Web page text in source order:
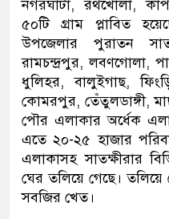
নগরঘাটা, রথখোলা,
৫০টি গ্রাম প্লাবিত
উপজেলার পুরাতন
রামচন্দ্রপুর, লবণগোলা,
ধুলিহর, বালুইগাছ,
কোমরপুর, তেঁতুলডাঙ্গী,
পৌর এলাকার অর্ধেক
এতে ২০-২৫ হাজার
এলাকাসহ সাতক্ষীরার
ঘের তলিয়ে গেছে।
সবজির খেত।